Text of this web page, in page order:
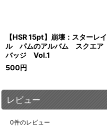
【HSR 15pt】崩壊：スターレイ
ル パムのアルバム スクエア
バッジ Vol.1
500円
レビュー
0件のレビュー